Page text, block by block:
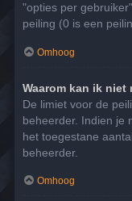
"opties per
peiling (0 is een
Omhoog
Waarom kan ik
De limiet voor de
beheerder. Indien je
het toegestane
beheerder.
Omhoog